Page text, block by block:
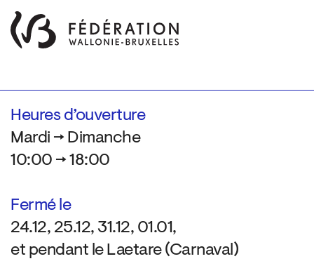
Heures d’ouverture
Mardi → Dimanche
10:00 → 18:00
Fermé le
24.12, 25.12, 31.12, 01.01,
et pendant le Laetare (Carnaval)